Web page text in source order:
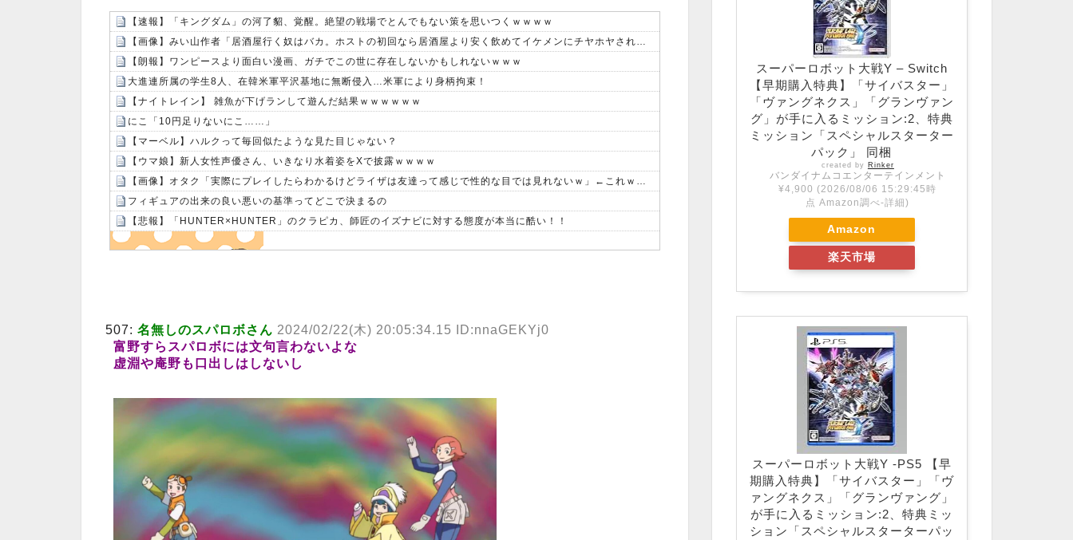
【速報】「キングダム」の河了貂、覚醒。絶望の戦場でとんでもない策を思いつくｗｗｗｗ
【画像】みい山作者「居酒屋行く奴はバカ。ホストの初回なら居酒屋より安く飲めてイケメンにチヤホヤされる」
【朗報】ワンピースより面白い漫画、ガチでこの世に存在しないかもしれないｗｗｗ
大進連所属の学生8人、在韓米軍平沢基地に無断侵入…米軍により身柄拘束！
【ナイトレイン】 雑魚が下げランして遊んだ結果ｗｗｗｗｗｗ
にこ「10円足りないにこ……」
【マーベル】ハルクって毎回似たような見た目じゃない？
【ウマ娘】新人女性声優さん、いきなり水着姿をXで披露ｗｗｗｗ
【画像】オタク「実際にプレイしたらわかるけどライザは友達って感じで性的な目では見れないｗ」←これｗｗｗｗ：26/08/06のニュース
フィギュアの出来の良い悪いの基準ってどこで決まるの
【悲報】「HUNTER×HUNTER」のクラピカ、師匠のイズナビに対する態度が本当に酷い！！
507: 名無しのスパロボさん 2024/02/22(木) 20:05:34.15 ID:nnaGEKYj0
富野すらスパロボには文句言わないよな
虚淵や庵野も口出しはしないし
スーパーロボット大戦Y – Switch
【早期購入特典】「サイバスター」
「ヴァングネクス」「グランヴァン
グ」が手に入るミッション:2、特典
ミッション「スペシャルスターター
パック」 同梱
created by Rinker
バンダイナムコエンターテインメント
¥4,900 (2026/08/06 15:29:45時
点 Amazon調べ-詳細)
Amazon
楽天市場
スーパーロボット大戦Y -PS5 【早
期購入特典】「サイバスター」「ヴ
ァングネクス」「グランヴァング」
が手に入るミッション:2、特典ミッ
ション「スペシャルスターターパッ